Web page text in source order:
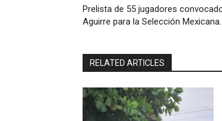
Prelista de 55 jugadores
Aguirre para la Selección Mexicana.
RELATED ARTICLES